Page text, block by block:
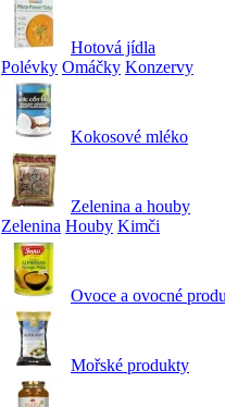
Hotová jídla
Polévky Omáčky Konzervy
Kokosové mléko
Zelenina a houby
Zelenina Houby Kimči
Ovoce a ovocné
Mořské produkty